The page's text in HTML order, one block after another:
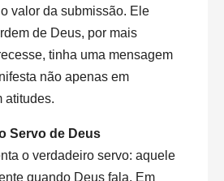
valor da submissão. Ele
de Deus, por mais
tinha uma mensagem
não apenas em
atitudes.
Servo de Deus
o verdadeiro servo: aquele
quando Deus fala. Em